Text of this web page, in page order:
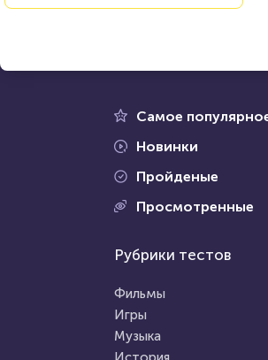
Рубрики тестов
Фильмы
Игры
Музыка
Самое
Новинки
Пройденые
Просмотренные